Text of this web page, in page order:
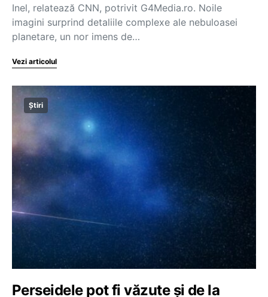
Inel, relatează CNN, potrivit G4Media.ro. Noile
imagini surprind detaliile complexe ale nebuloasei
planetare, un nor imens de…
Vezi articolul
Știri
Perseidele pot fi văzute și de la